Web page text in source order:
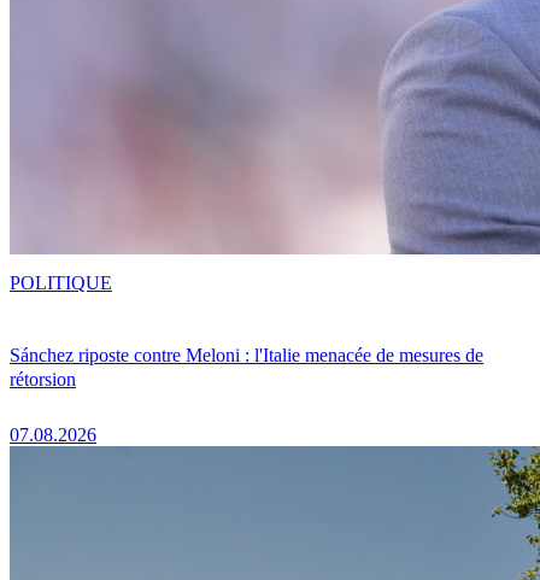
Sánchez riposte contre Meloni : l'Italie menacée de mesures de
rétorsion
07.08.2026
POLITIQUE